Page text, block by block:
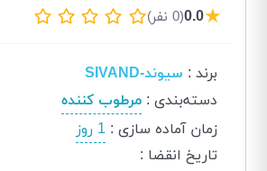
★
0.0(0 نفر)
برند : سیوند-SIVAND
دسته‌بندی :مرطوب کننده
زمان آماده سازی :1 روز
تاریخ انقضا :